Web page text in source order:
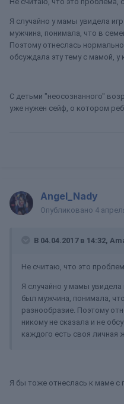
Я случайно у мамы увидела
мужчина, понимала, что в
Поэтому отнеслась
обсуждала эту тему с мамой,
С детьми "неосознанного"
уже нужен сейф, о котором
Angel_Nady
Опубликовано 4
В 04.04.2017 в 14:32,
Не считаю, что это
Я случайно у мамы
был мужчина, понимала,
разнообразие. Поэтому
никому не сказала и не
каждого есть своя личная
Я бы тоже отнеслась к маме с